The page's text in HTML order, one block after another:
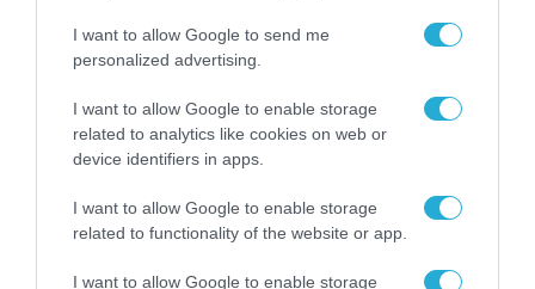
I want to allow Google to send me
personalized advertising.
I want to allow Google to enable storage
related to analytics like cookies on web or
device identifiers in apps.
I want to allow Google to enable storage
related to functionality of the website or app.
I want to allow Google to enable storage
για τα πρόστιμα σε
παραβάσεις που
Σ. Καλαφάτης: «Η
Τεχνητή Νοημοσύνη
δεν είναι απλώς μια
νέα τεχνολογία, είναι
μια νέα βιομηχανική
31.07.2026